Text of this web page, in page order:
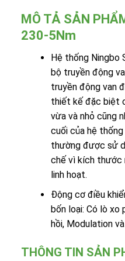
MÔ TẢ SẢN
230-5Nm
Hệ thống Ningbo
bộ truyền động
truyền động van
thiết kế đặc biệt
vừa và nhỏ cũng
cuối của hệ
thường được sử
chế vì kích thước
linh hoạt.
Động cơ điều
bốn loại: Có lò xo
hồi, Modulation
THÔNG TIN SẢN